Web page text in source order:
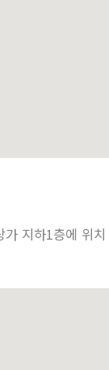
지하1층에 위치